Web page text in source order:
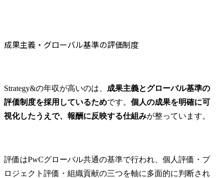
成果主義・グローバル基準の評価制度
Strategy&の年収が高いのは、 成果主義とグローバル基準の
評価制度を採用しているためです。 個人の成果を明確に可
視化したうえで、報酬に反映する仕組みが整っています。
評価はPwCグローバル共通の基準で行われ、個人評価・プ
ロジェクト評価・組織貢献の三つを軸に多面的に判断され